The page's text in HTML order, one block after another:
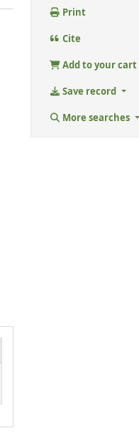
Print
Cite
Add to your cart
Save record
More searches